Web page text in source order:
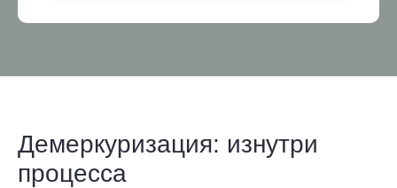
Демеркуризация: изнутри
процесса